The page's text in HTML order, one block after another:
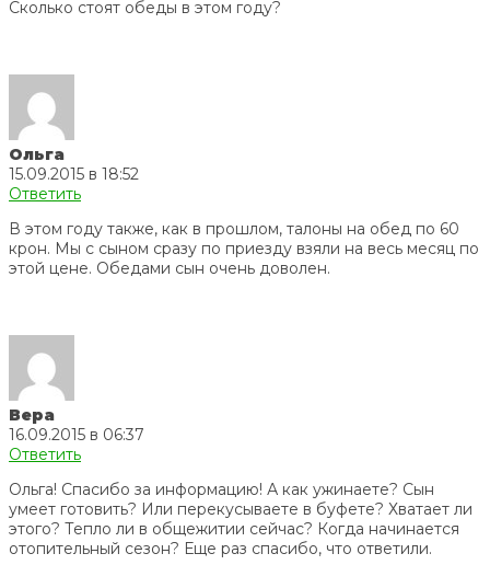
Сколько стоят обеды в этом году?
Ольга
15.09.2015 в 18:52
Ответить
В этом году также, как в прошлом, талоны на обед по 60
крон. Мы с сыном сразу по приезду взяли на весь месяц по
этой цене. Обедами сын очень доволен.
Вера
16.09.2015 в 06:37
Ответить
Ольга! Спасибо за информацию! А как ужинаете? Сын
умеет готовить? Или перекусываете в буфете? Хватает ли
этого? Тепло ли в общежитии сейчас? Когда начинается
отопительный сезон? Еще раз спасибо, что ответили.